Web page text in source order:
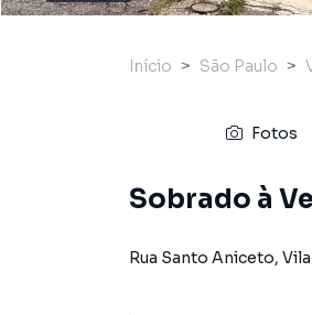
Início São Paulo
Fotos
Sobrado à
Rua Santo Aniceto,